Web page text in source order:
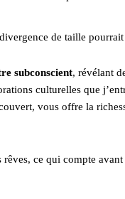
de taille
subconscient, révélant
culturelles que
vous offre la
ce qui compte